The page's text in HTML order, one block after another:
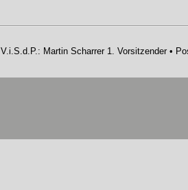
V.i.S.d.P.: Martin Scharrer 1. Vorsitzender •